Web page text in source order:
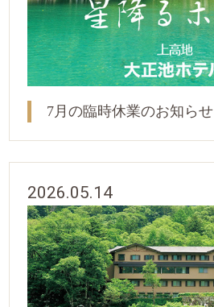
7月の臨時休業のお知らせ
2026.05.14